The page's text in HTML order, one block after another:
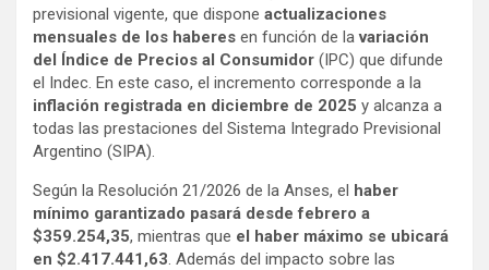
previsional vigente, que dispone actualizaciones
mensuales de los haberes en función de la variación
del Índice de Precios al Consumidor (IPC) que difunde
el Indec. En este caso, el incremento corresponde a la
inflación registrada en diciembre de 2025 y alcanza a
todas las prestaciones del Sistema Integrado Previsional
Argentino (SIPA).
Según la Resolución 21/2026 de la Anses, el haber
mínimo garantizado pasará desde febrero a
$359.254,35, mientras que el haber máximo se ubicará
en $2.417.441,63 . Además del impacto sobre las